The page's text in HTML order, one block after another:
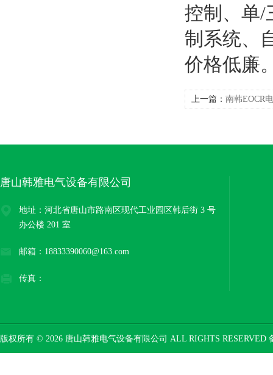
控制、单/
制系统、
价格低廉
上一篇： 南韩EOCR
唐山韩雅电气设备有限公司
地址：河北省唐山市路南区现代工业园区韩后街 3 号
办公楼 201 室
邮箱：18833390060@163.com
传真：
版权所有 © 2026 唐山韩雅电气设备有限公司 ALL RIGHTS RESERVED